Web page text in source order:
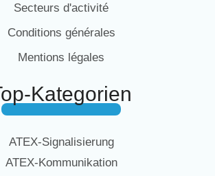
Secteurs d'activité
Conditions générales
Mentions légales
Kategorien
ATEX-Signalisierung
ATEX-Kommunikation